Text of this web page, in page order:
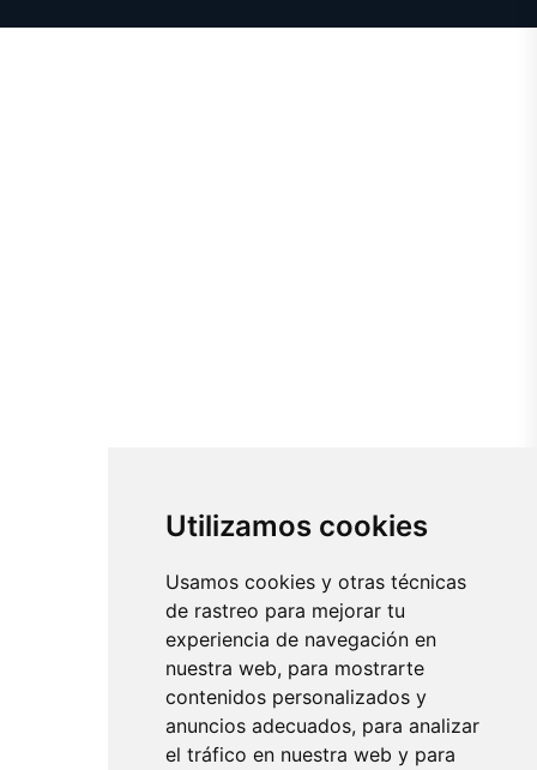
Utilizamos cookies
Usamos cookies y otras técnicas
de rastreo para mejorar tu
experiencia de navegación en
nuestra web, para mostrarte
contenidos personalizados y
anuncios adecuados, para analizar
el tráfico en nuestra web y para